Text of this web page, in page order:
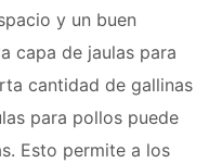
y un buen
capa de jaulas para
cantidad de gallinas
para pollos puede
Esto permite a los